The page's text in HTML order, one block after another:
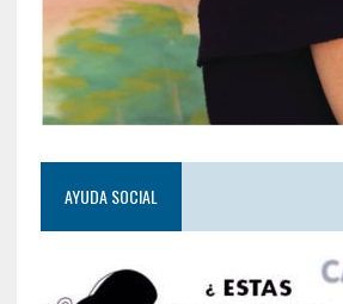
AYUDA SOCIAL